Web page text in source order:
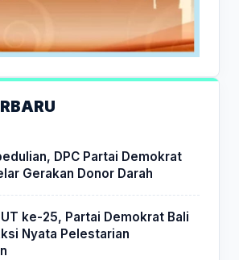
DPC Partai Demokrat
Gerakan Donor Darah
ke-25, Partai Demokrat Bali
Nyata Pelestarian